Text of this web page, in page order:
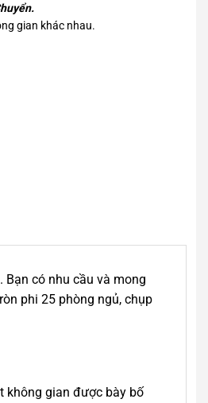
gian khác nhau.
Bạn có nhu cầu và mong
phi 25 phòng ngủ, chụp
không gian được bày bố